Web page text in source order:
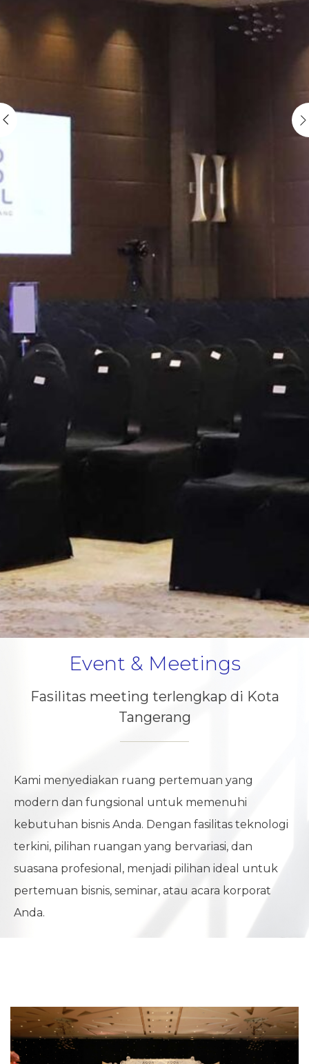
Event & Meetings
Fasilitas meeting terlengkap di Kota
Tangerang
Kami menyediakan ruang pertemuan yang
modern dan fungsional untuk memenuhi
kebutuhan bisnis Anda. Dengan fasilitas teknologi
terkini, pilihan ruangan yang bervariasi, dan
suasana profesional, menjadi pilihan ideal untuk
pertemuan bisnis, seminar, atau acara korporat
Anda.